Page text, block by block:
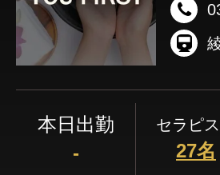
本日出勤
-
セラピ
27名